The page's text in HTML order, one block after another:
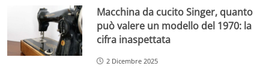
Macchina da cucito Singer, quanto
può valere un modello del 1970: la
cifra inaspettata
2 Dicembre 2025